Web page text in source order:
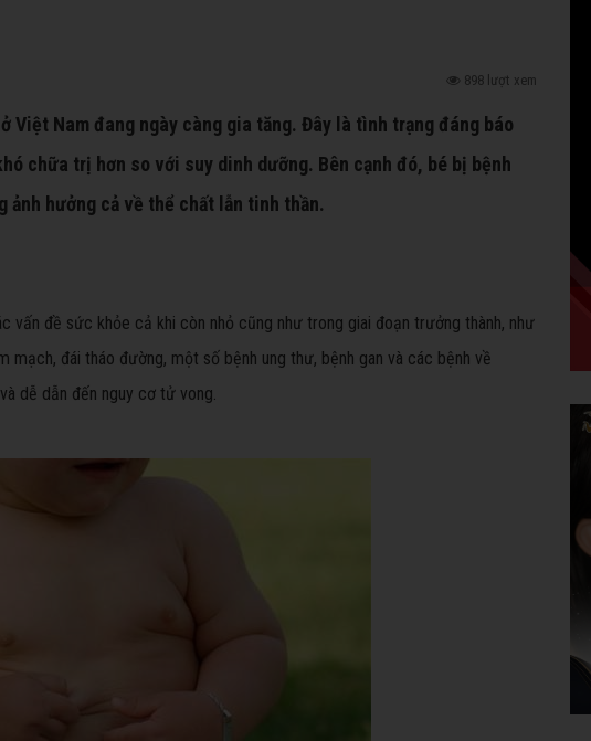
898 lượt xem
Việt Nam đang ngày càng gia tăng. Đây là tình trạng đáng báo
chữa trị hơn so với suy dinh dưỡng. Bên cạnh đó, bé bị bệnh
ảnh hưởng cả về thể chất lẫn tinh thần.
vấn đề sức khỏe cả khi còn nhỏ cũng như trong giai đoạn trưởng thành, như
mạch, đái tháo đường, một số bệnh ung thư, bệnh gan và các bệnh về
dễ dẫn đến nguy cơ tử vong.